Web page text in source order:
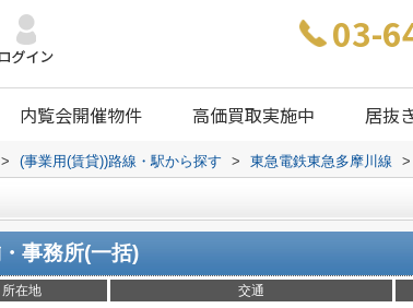
03-
内覧会開催物件 高価買取実施中 居抜
> (事業用(賃貸))路線・駅から探す > 東急電鉄東急多摩川線 >
事務所(一括)
所在地 交通